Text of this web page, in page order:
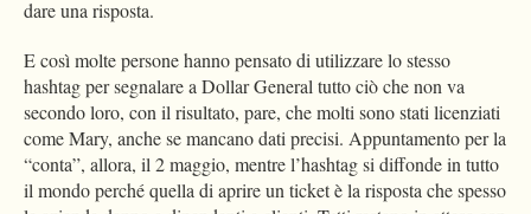
dare una risposta.
E così molte persone hanno pensato di utilizzare lo stesso
hashtag per segnalare a Dollar General tutto ciò che non va
secondo loro, con il risultato, pare, che molti sono stati licenziati
come Mary, anche se mancano dati precisi. Appuntamento per la
“conta”, allora, il 2 maggio, mentre l’hashtag si diffonde in tutto
il mondo perché quella di aprire un ticket è la risposta che spesso